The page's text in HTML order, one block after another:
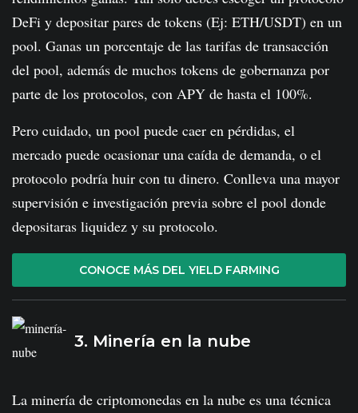
DeFi y depositar pares de tokens (Ej: ETH/USDT) en un
pool. Ganas un porcentaje de las tarifas de transacción
del pool, además de muchos tokens de gobernanza por
parte de los protocolos, con APY de hasta el 100%.
Pero cuidado, un pool puede caer en pérdidas, el
mercado puede ocasionar una caída de demanda, o el
protocolo podría huir con tu dinero. Conlleva una mayor
supervisión e investigación previa sobre el pool donde
depositaras liquidez y su protocolo.
CONOCE MÁS DEL YIELD FARMING
3. Minería en la nube
La minería de criptomonedas en la nube es una técnica